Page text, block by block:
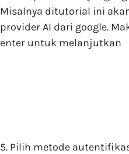
Misalnya ditutorial ini
provider AI dari google.
enter untuk melanjutkan
5. Pilih metode